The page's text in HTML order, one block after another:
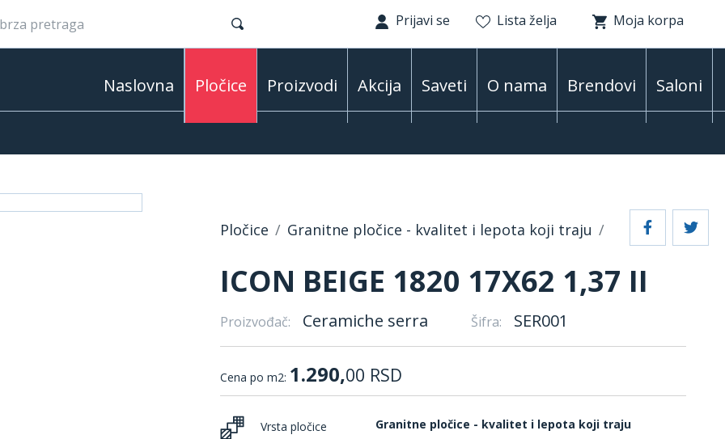
Prijavi se Lista želja Moja korpa
Naslovna Pločice Proizvodi Akcija Saveti O nama Brendovi Saloni
Pločice Granitne pločice - kvalitet i lepota koji traju
ICON BEIGE 1820 17X62 1,37 II
Proizvođač: Ceramiche serra Šifra: SER001
Cena po m2: 1.290,00 RSD
Vrsta pločice Granitne pločice - kvalitet i lepota koji traju